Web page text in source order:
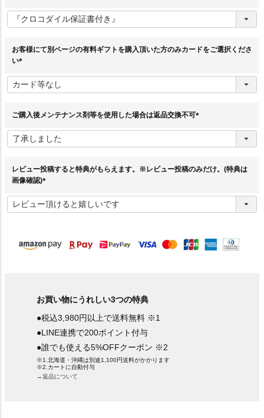
必
須
お客様にて別ページの有料ギフトを購入頂いた方のみカードをご選択くださ
い
必
須
ご購入後メンテナンス剤等を使用した場合は返品交換不可
須
レビュー投稿すると特典がもらえます。※レビュー投稿のみだけ。(特典は
画像確認)
必
須
お買い物にうれしい3つの特典
●税込3,980円以上で送料無料 ※1
●LINE連携で200ポイント付与
●誰でも使える5%OFFクーポン ※2
※1.北海道・沖縄は別途1,100円送料がかかります
※2.カートに自動付与
→返品について